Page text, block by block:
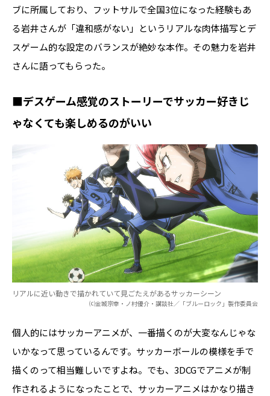
ブに所属しており、フットサルで全国3位になった経験もあ
る岩井さんが「違和感がない」というリアルな肉体描写とデ
スゲーム的な設定のバランスが絶妙な本作。その魅力を岩井
さんに語ってもらった。
■デスゲーム感覚のストーリーでサッカー好きじ
ゃなくても楽しめるのがいい
リアルに近い動きで描かれていて見ごたえがあるサッカーシーン
⒞金城宗幸・ノ村優介・講談社／「ブルーロック」製作委員会
個人的にはサッカーアニメが、一番描くのが大変なんじゃな
いかなって思っているんです。サッカーボールの模様を手で
描くのって相当難しいですよね。でも、3DCGでアニメが制
作されるようになったことで、サッカーアニメはかなり描き